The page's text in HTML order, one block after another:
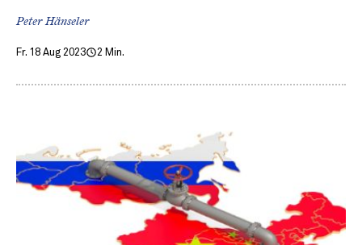
Peter Hänseler
Fr. 18 Aug 2023 2 Min.